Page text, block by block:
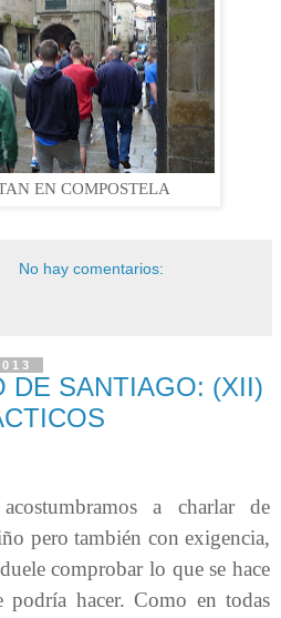
EN COMPOSTELA
No hay comentarios:
DE SANTIAGO: (XII)
a charlar de
pero también con exigencia,
comprobar lo que se hace
hacer. Como en todas